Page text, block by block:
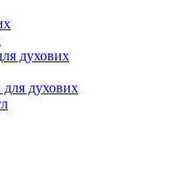
духових
духових